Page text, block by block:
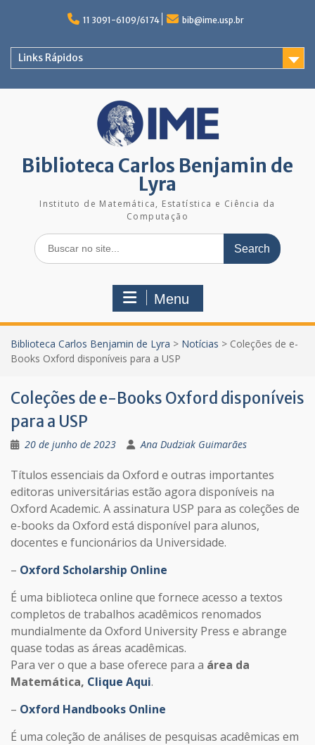
11 3091-6109/6174 bib@ime.usp.br
Links Rápidos
Biblioteca Carlos Benjamin de
Lyra
Instituto de Matemática, Estatística e Ciência da
Computação
Search
for:
Menu
Biblioteca Carlos Benjamin de Lyra > Notícias > Coleções de e-
Books Oxford disponíveis para a USP
Coleções de e-Books Oxford disponíveis
para a USP
20 de junho de 2023 Ana Dudziak Guimarães
Títulos essenciais da Oxford e outras importantes
editoras universitárias estão agora disponíveis na
Oxford Academic. A assinatura USP para as coleções de
e-books da Oxford está disponível para alunos,
docentes e funcionários da Universidade.
– Oxford Scholarship Online
É uma biblioteca online que fornece acesso a textos
completos de trabalhos acadêmicos renomados
mundialmente da Oxford University Press e abrange
quase todas as áreas acadêmicas.
Para ver o que a base oferece para a área da
Matemática, Clique Aqui.
– Oxford Handbooks Online
É uma coleção de análises de pesquisas acadêmicas em